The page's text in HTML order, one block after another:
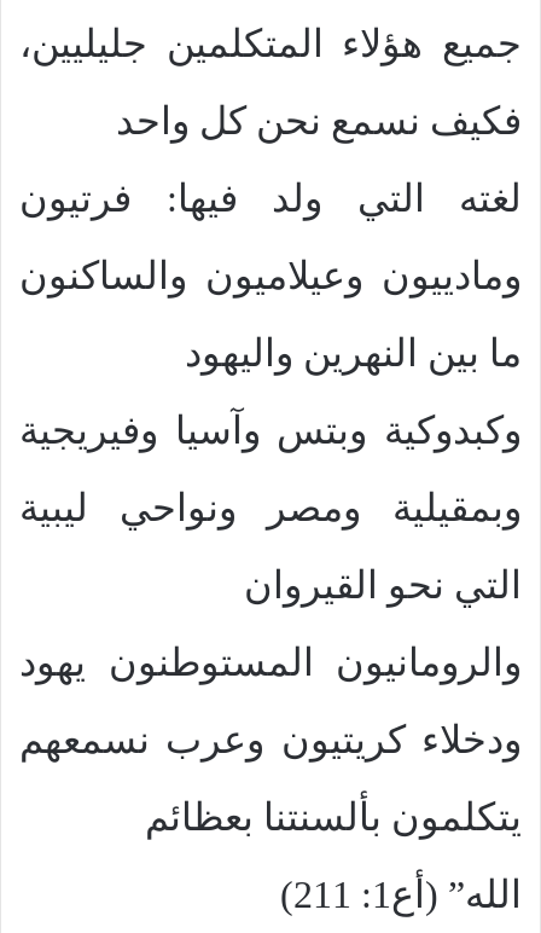
جميع هؤلاء المتكلمين جليليين،
فكيف نسمع نحن كل واحد
لغته التي ولد فيها: فرتيون
ومادييون وعيلاميون والساكنون
ما بين النهرين واليهود
وكبدوكية وبتس وآسيا وفيريجية
وبمقيلية ومصر ونواحي ليبية
التي نحو القيروان
والرومانيون المستوطنون يهود
ودخلاء كريتيون وعرب نسمعهم
يتكلمون بألسنتنا بعظائم
الله” (أع1: 211)